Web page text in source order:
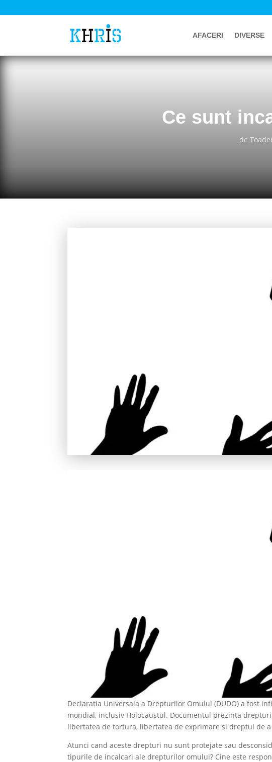
AFACERI DIVERSE
Ce sunt
de
Declaratia Universala a Drepturilor Omului (DUDO) a fost
mondial, inclusiv Holocaustul. Documentul prezinta
libertatea de tortura, libertatea de exprimare si dreptul de
Atunci cand aceste drepturi nu sunt protejate sau
tipurile de incalcari ale drepturilor omului? Cine este